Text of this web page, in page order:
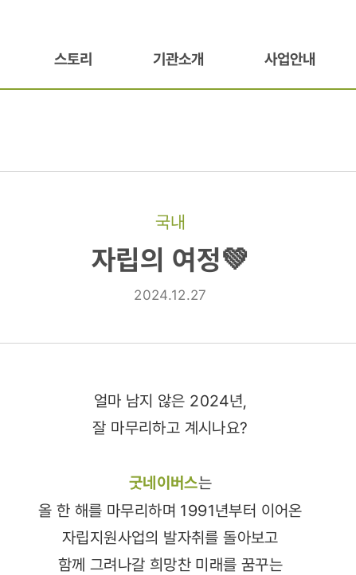
스토리 기관소개 사업안내
국내
자립의 여정💚
2024.12.27
얼마 남지 않은 2024년,
잘 마무리하고 계시나요?
굿네이버스는
올 한 해를 마무리하며 1991년부터 이어온
자립지원사업의 발자취를 돌아보고
함께 그려나갈 희망찬 미래를 꿈꾸는